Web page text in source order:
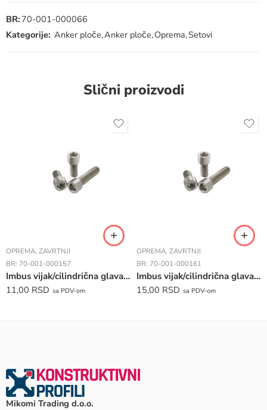
BR: 70-001-000066
Kategorije: Anker ploče,Anker ploče,Oprema,Setovi
Slični proizvodi
OPREMA, ZAVRTNJI
BR: 70-001-000157
Imbus vijak/cilindrična glava/ LE-YZS-M8*12
11,00 RSD sa PDV-om
OPREMA, ZAVRTNJI
BR: 70-001-000161
Imbus vijak/cilindrična glava/ LE-YZS-M8*30
15,00 RSD sa PDV-om
Mikomi Trading d.o.o.